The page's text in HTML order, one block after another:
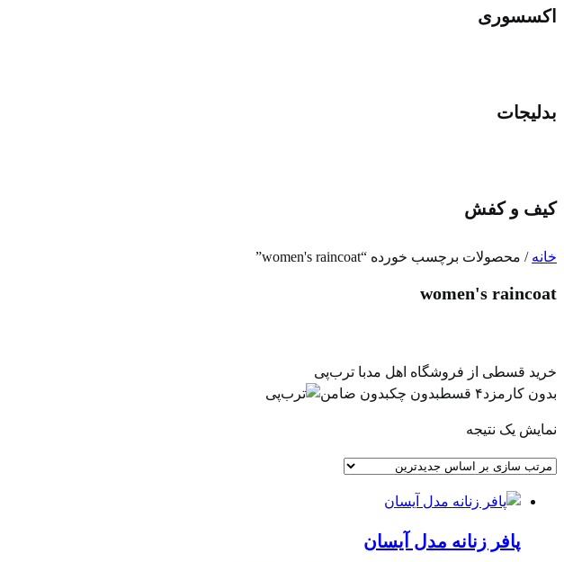
اکسسوری
بدلیجات
کیف و کفش
خانه / محصولات برچسب خورده “women's raincoat”
women's raincoat
خرید قسطی از فروشگاه اهل مدبا ترب‌پی
بدون کارمزد۴ قسط بدون چکبدون ضامن
نمایش یک نتیجه
پافر زنانه مدل آیسان